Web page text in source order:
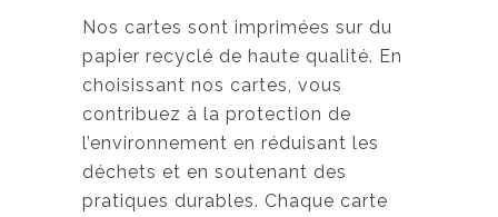
Nos cartes sont imprimées sur du
papier recyclé de haute qualité. En
choisissant nos cartes, vous
contribuez à la protection de
l’environnement en réduisant les
déchets et en soutenant des
pratiques durables. Chaque carte